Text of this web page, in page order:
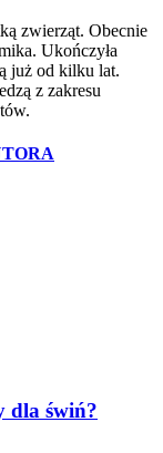
zwierząt. Obecnie
Ukończyła
już od kilku lat.
z zakresu
dla świń?